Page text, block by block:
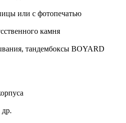
или с фотопечатью
камня
тандембоксы BOYARD